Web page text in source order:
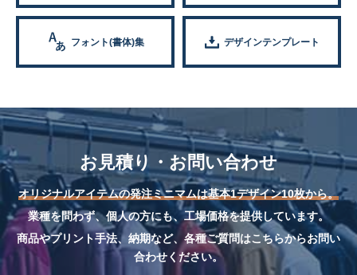
フォント(書体)集 デザインテンプレート
お見積り・お問い合わせ
オリジナルアイテムの発注ミニマムは基本1デザイン10枚から。
業種を問わず、個人の方にも、工場価格を提供しています。
商品やプリント手法、納期など、各種ご質問はこちらからお問い
合わせください。